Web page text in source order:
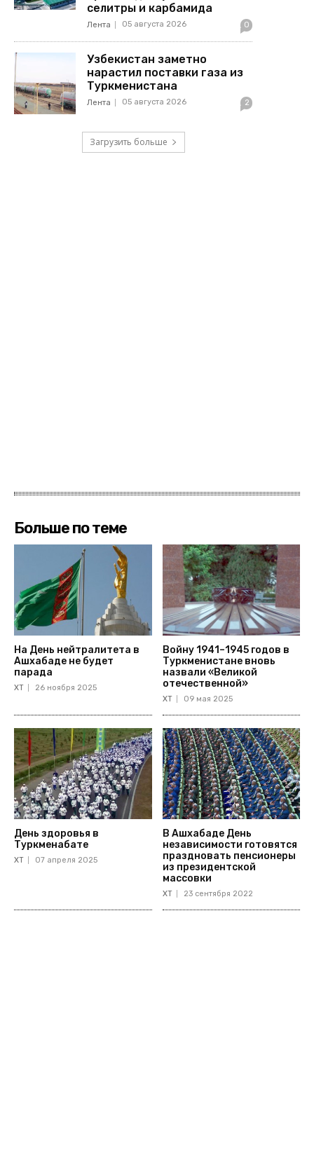
селитры и карбамида
Лента 05 августа 2026 0
Узбекистан заметно
нарастил поставки газа из
Туркменистана
Лента 05 августа 2026 2
Загрузить больше
Больше по теме
На День нейтралитета в
Ашхабаде не будет
парада
ХТ 26 ноября 2025
Войну 1941–1945 годов в
Туркменистане вновь
назвали «Великой
отечественной»
ХТ 09 мая 2025
День здоровья в
Туркменабате
ХТ 07 апреля 2025
В Ашхабаде День
независимости готовятся
праздновать пенсионеры
из президентской
массовки
ХТ 23 сентября 2022